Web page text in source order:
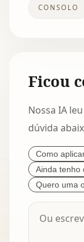
CONSOLO
Ficou
Nossa IA
dúvida
Como
Ainda tenho
Quero uma